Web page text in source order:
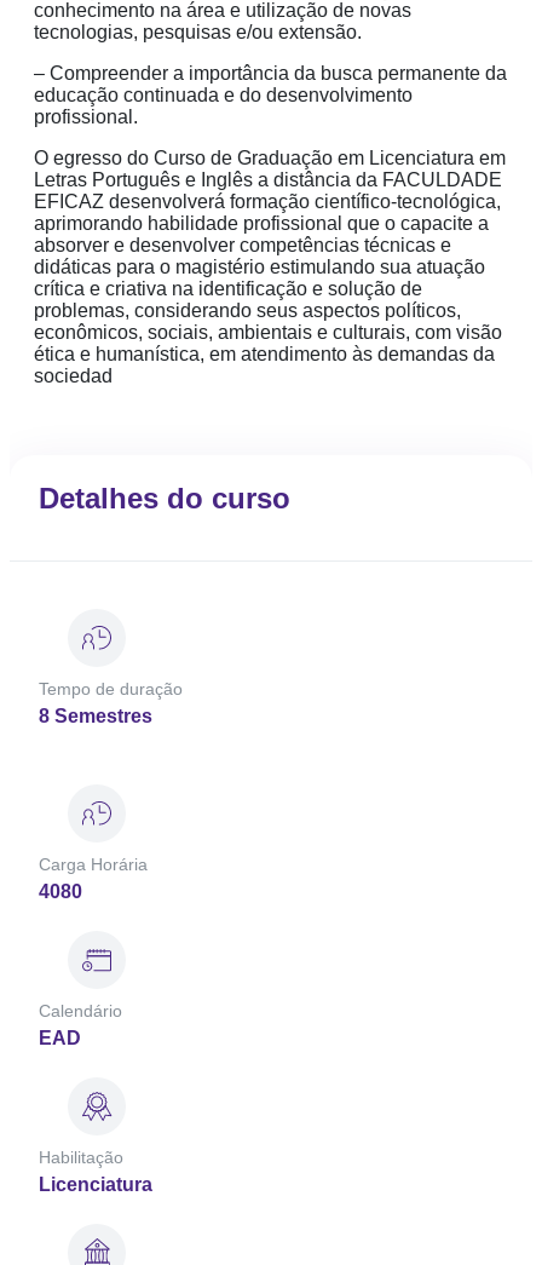
conhecimento na área e utilização de novas
tecnologias, pesquisas e/ou extensão.
– Compreender a importância da busca permanente da
educação continuada e do desenvolvimento
profissional.
O egresso do Curso de Graduação em Licenciatura em
Letras Português e Inglês a distância da FACULDADE
EFICAZ desenvolverá formação científico-tecnológica,
aprimorando habilidade profissional que o capacite a
absorver e desenvolver competências técnicas e
didáticas para o magistério estimulando sua atuação
crítica e criativa na identificação e solução de
problemas, considerando seus aspectos políticos,
econômicos, sociais, ambientais e culturais, com visão
ética e humanística, em atendimento às demandas da
sociedad
Detalhes do curso
Tempo de duração
8 Semestres
Carga Horária
4080
Calendário
EAD
Habilitação
Licenciatura